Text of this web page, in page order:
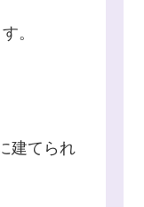
。
建てられ